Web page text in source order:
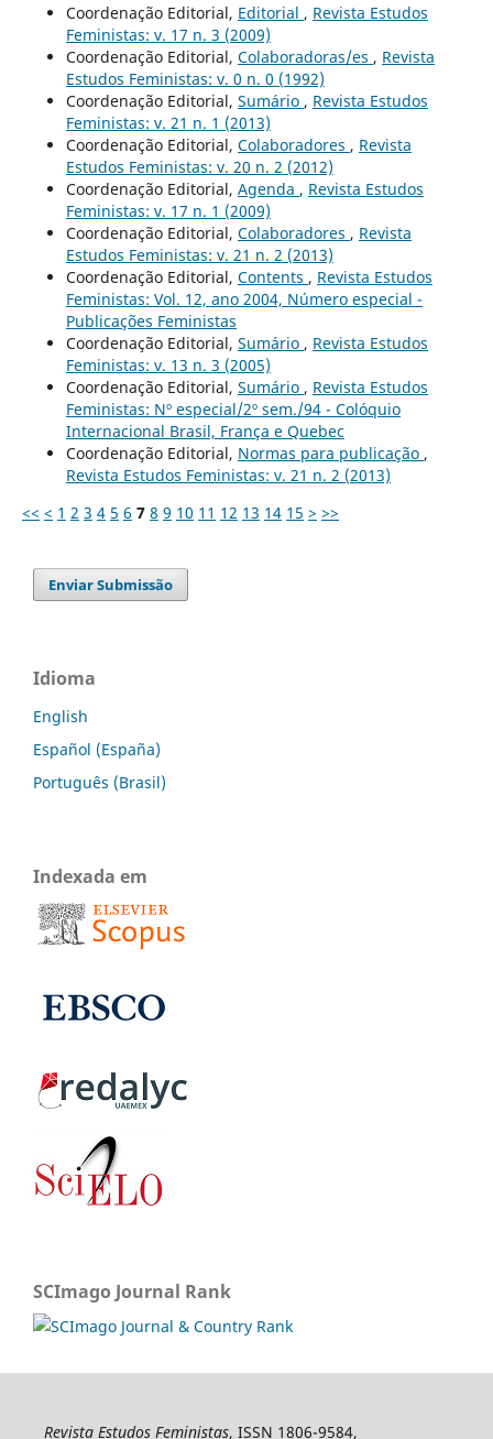
Coordenação Editorial, Editorial , Revista Estudos
Feministas: v. 17 n. 3 (2009)
Coordenação Editorial, Colaboradoras/es , Revista
Estudos Feministas: v. 0 n. 0 (1992)
Coordenação Editorial, Sumário , Revista Estudos
Feministas: v. 21 n. 1 (2013)
Coordenação Editorial, Colaboradores , Revista
Estudos Feministas: v. 20 n. 2 (2012)
Coordenação Editorial, Agenda , Revista Estudos
Feministas: v. 17 n. 1 (2009)
Coordenação Editorial, Colaboradores , Revista
Estudos Feministas: v. 21 n. 2 (2013)
Coordenação Editorial, Contents , Revista Estudos
Feministas: Vol. 12, ano 2004, Número especial -
Publicações Feministas
Coordenação Editorial, Sumário , Revista Estudos
Feministas: v. 13 n. 3 (2005)
Coordenação Editorial, Sumário , Revista Estudos
Feministas: Nº especial/2º sem./94 - Colóquio
Internacional Brasil, França e Quebec
Coordenação Editorial, Normas para publicação ,
Revista Estudos Feministas: v. 21 n. 2 (2013)
<< < 1 2 3 4 5 6 7 8 9 10 11 12 13 14 15 > >>
Enviar Submissão
Idioma
English
Español (España)
Português (Brasil)
Indexada em
SCImago Journal Rank
Revista Estudos Feministas, ISSN 1806-9584,